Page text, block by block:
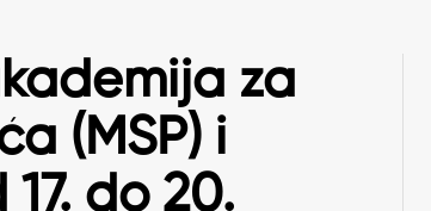
za
(MSP) i
do 20.